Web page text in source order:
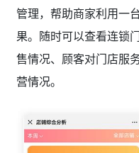
管理，帮助商家利用一
果。随时可以查看连锁
售情况、顾客对门店服
营情况。